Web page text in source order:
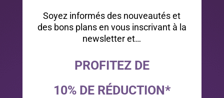
Soyez informés des nouveautés et
des bons plans en vous inscrivant à la
newsletter et…
PROFITEZ DE
10% DE RÉDUCTION*